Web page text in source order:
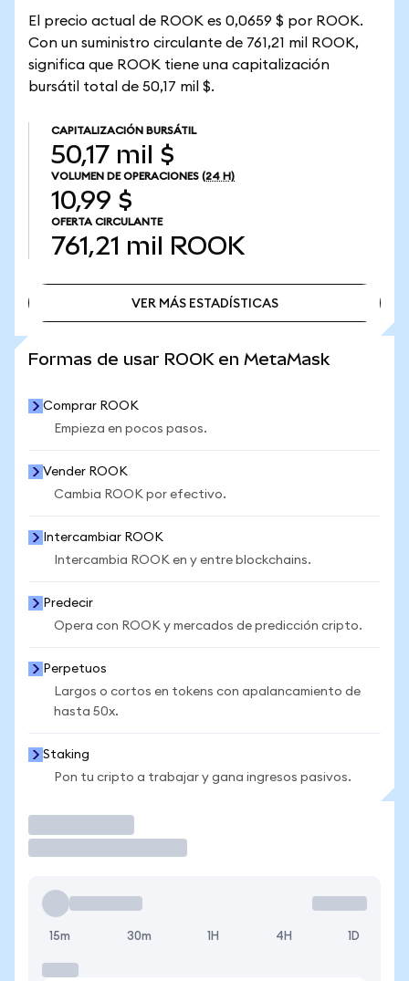
El precio actual de ROOK es 0,0659 $ por ROOK.
Con un suministro circulante de 761,21 mil ROOK,
significa que ROOK tiene una capitalización
bursátil total de 50,17 mil $.
CAPITALIZACIÓN BURSÁTIL
50,17 mil $
VOLUMEN DE OPERACIONES (24 H)
10,99 $
OFERTA CIRCULANTE
761,21 mil ROOK
VER MÁS ESTADÍSTICAS
Formas de usar ROOK en MetaMask
Comprar ROOK
Empieza en pocos pasos.
Vender ROOK
Cambia ROOK por efectivo.
Intercambiar ROOK
Intercambia ROOK en y entre blockchains.
Predecir
Opera con ROOK y mercados de predicción cripto.
Perpetuos
Largos o cortos en tokens con apalancamiento de
hasta 50x.
Staking
Pon tu cripto a trabajar y gana ingresos pasivos.
15m 30m 1H 4H 1D